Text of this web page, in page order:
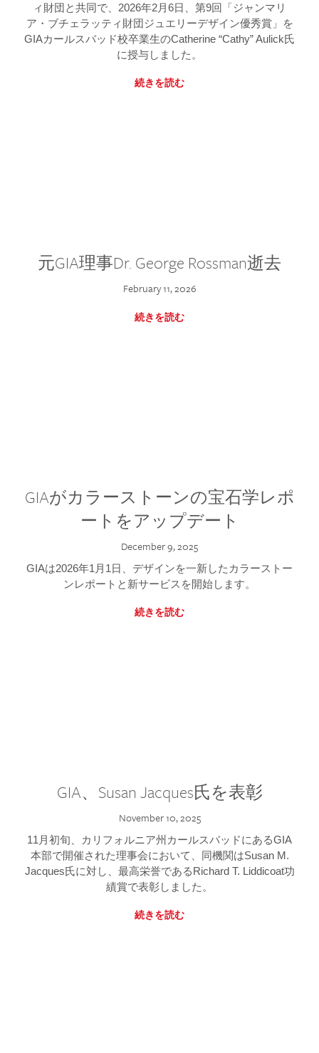
ィ財団と共同で、2026年2月6日、第9回「ジャンマリ
ア・ブチェラッティ財団ジュエリーデザイン優秀賞」を
GIAカールスバッド校卒業生のCatherine “Cathy” Aulick氏
に授与しました。
続きを読む
元GIA理事Dr. George Rossman逝去
February 11, 2026
続きを読む
GIAがカラーストーンの宝石学レポ
ートをアップデート
December 9, 2025
GIAは2026年1月1日、デザインを一新したカラーストー
ンレポートと新サービスを開始します。
続きを読む
GIA、Susan Jacques氏を表彰
November 10, 2025
11月初旬、カリフォルニア州カールスバッドにあるGIA
本部で開催された理事会において、同機関はSusan M.
Jacques氏に対し、最高栄誉であるRichard T. Liddicoat功
績賞で表彰しました。
続きを読む